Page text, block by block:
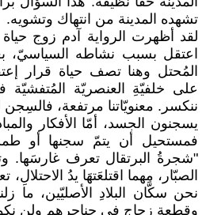
تشهده المدينة من انتهاك وتشويه.
لقد أظهرت الرواية آدم زوج
اعتقل بسبب نشاطه السياسيّ،
المُحتل وهنا تصف حياة قرار
على خلفيّةِ العنصريّة
ننكسر. معنويّاتنا مرتفعة،
يسجنون الجسد، أمّا الأفكار
فمستحيل أن يتمّ سجنها أو
"شجرةُ البرتقال تعرف غارسَها.
الصبّار، مهما اقتلعَتهَا يدُ
نحن سكَّان البلادِ الأصليّين، ما
وقطعة زجاج في حناجرهم ولن